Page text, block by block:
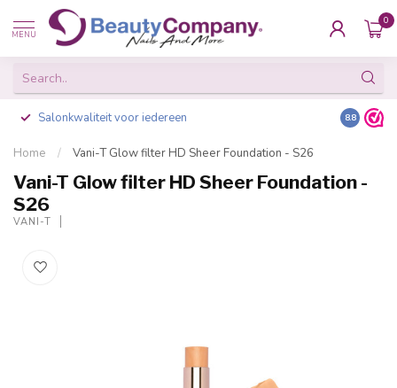
MENU
0
Salonkwaliteit voor iedereen Gratis
8.8
Home / Vani-T Glow filter HD Sheer Foundation - S26
Vani-T Glow filter HD Sheer Foundation -
S26
VANI-T